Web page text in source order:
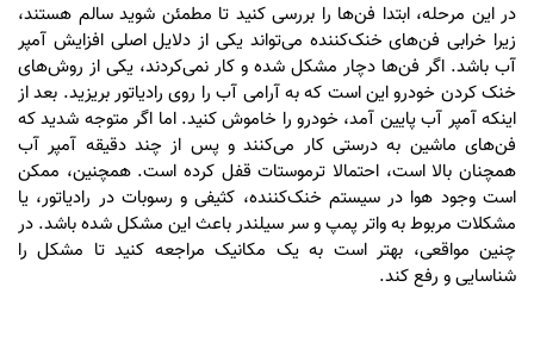
در این مرحله، ابتدا فن‌ها را بررسی کنید تا مطمئن شوید سالم هستند،
زیرا خرابی فن‌های خنک‌کننده می‌تواند یکی از دلایل اصلی افزایش آمپر
آب باشد. اگر فن‌ها دچار مشکل شده و کار نمی‌کردند، یکی از روش‌های
خنک کردن خودرو این است که به آرامی آب را روی رادیاتور بریزید. بعد از
اینکه آمپر آب پایین آمد، خودرو را خاموش کنید. اما اگر متوجه شدید که
فن‌های ماشین به درستی کار می‌کنند و پس از چند دقیقه آمپر آب
همچنان بالا است، احتمالا ترموستات قفل کرده است. همچنین، ممکن
است وجود هوا در سیستم خنک‌کننده، کثیفی و رسوبات در رادیاتور، یا
مشکلات مربوط به واتر پمپ و سر سیلندر باعث این مشکل شده باشد. در
چنین مواقعی، بهتر است به یک مکانیک مراجعه کنید تا مشکل را
شناسایی و رفع کند.